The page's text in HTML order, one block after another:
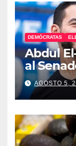
DEMÓCRATAS
Abdul
al
AGOSTO 5,